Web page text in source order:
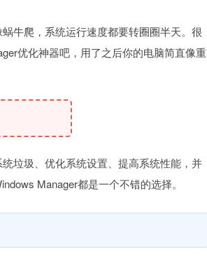
牛爬，系统运行速度都要转圈圈半天。很
优化神器吧，用了之后你的电脑简直像重
垃圾、优化系统设置、提高系统性能，并
Manager都是一个不错的选择。